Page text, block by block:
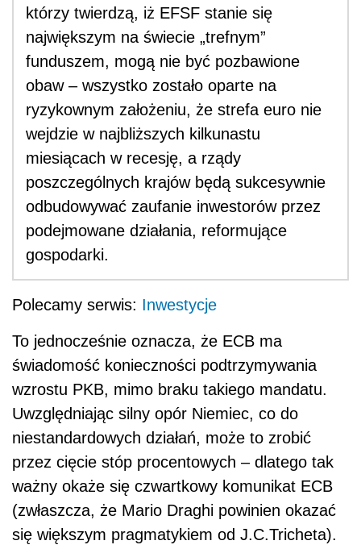
którzy twierdzą, iż EFSF stanie się
największym na świecie „trefnym”
funduszem, mogą nie być pozbawione
obaw – wszystko zostało oparte na
ryzykownym założeniu, że strefa euro nie
wejdzie w najbliższych kilkunastu
miesiącach w recesję, a rządy
poszczególnych krajów będą sukcesywnie
odbudowywać zaufanie inwestorów przez
podejmowane działania, reformujące
gospodarki.
Polecamy serwis: Inwestycje
To jednocześnie oznacza, że ECB ma
świadomość konieczności podtrzymywania
wzrostu PKB, mimo braku takiego mandatu.
Uwzględniając silny opór Niemiec, co do
niestandardowych działań, może to zrobić
przez cięcie stóp procentowych – dlatego tak
ważny okaże się czwartkowy komunikat ECB
(zwłaszcza, że Mario Draghi powinien okazać
się większym pragmatykiem od J.C.Tricheta).